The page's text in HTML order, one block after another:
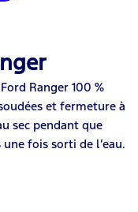
Ranger 100 %
et fermeture à
sec pendant que
fois sorti de l’eau.